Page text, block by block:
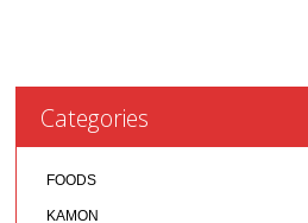
Categories
FOODS
KAMON